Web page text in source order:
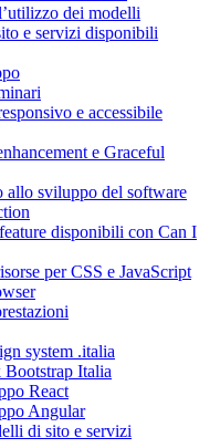
dei modelli
e servizi disponibili
e accessibile
e Graceful
allo sviluppo del software
disponibili con Can I
per CSS e JavaScript
system .italia
Italia
React
Angular
di sito e servizi